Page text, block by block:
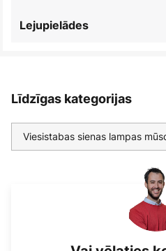
Lejupielādes
Līdzīgas kategorijas
Viesistabas sienas lampas